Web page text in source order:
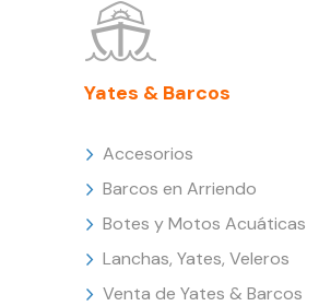
Yates & Barcos
Accesorios
Barcos en Arriendo
Botes y Motos Acuáticas
Lanchas, Yates, Veleros
Venta de Yates & Barcos